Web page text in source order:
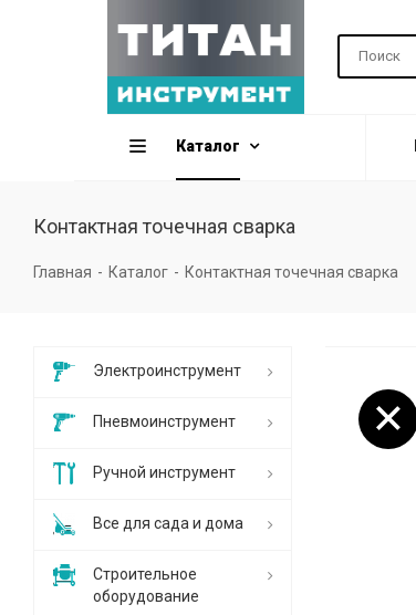
Каталог
Контактная точечная сварка
Главная - Каталог - Контактная точечная сварка
Электроинструмент
Пневмоинструмент
Ручной инструмент
Все для сада и дома
Строительное
оборудование